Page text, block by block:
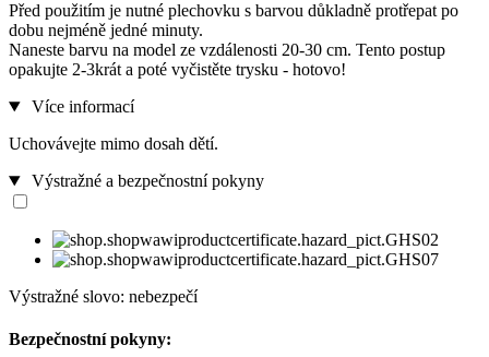
Před použitím je nutné plechovku s barvou důkladně protřepat po
dobu nejméně jedné minuty.
Naneste barvu na model ze vzdálenosti 20-30 cm. Tento postup
opakujte 2-3krát a poté vyčistěte trysku - hotovo!
Více informací
Uchovávejte mimo dosah dětí.
Výstražné a bezpečnostní pokyny
Výstražné slovo: nebezpečí
Bezpečnostní pokyny: